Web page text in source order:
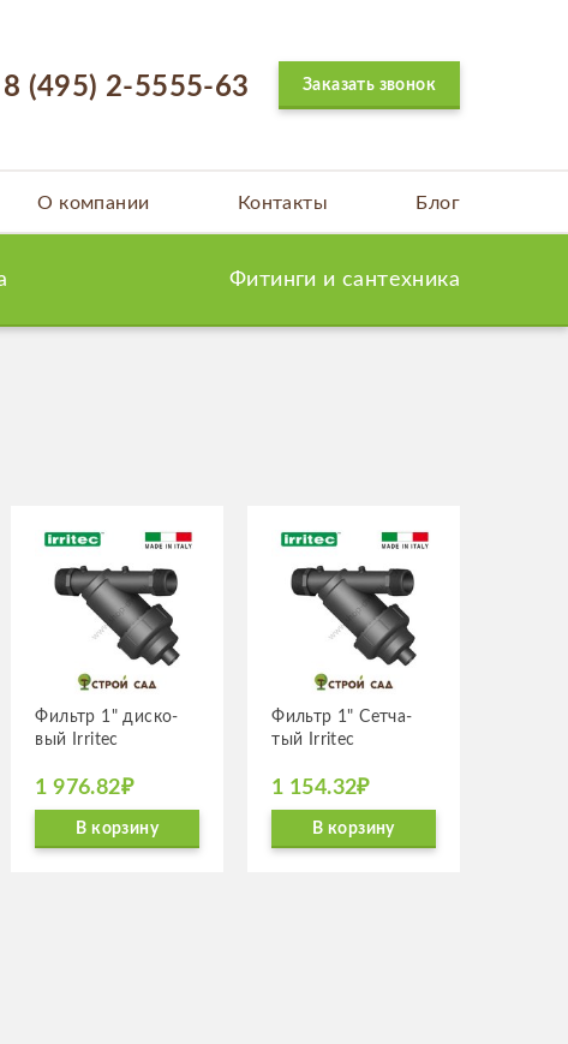
8 (495) 2-5555-63 Заказать звонок
О компании Контакты Блог
Фитинги и сантехника
Фильтр 1" диско­
вый Irritec
1 976.82₽
В корзину
Фильтр 1" Сетча­
тый Irritec
1 154.32₽
В корзину